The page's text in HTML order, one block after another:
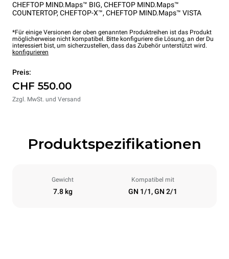
CHEFTOP MIND.Maps™ BIG, CHEFTOP MIND.Maps™
COUNTERTOP, CHEFTOP-X™, CHEFTOP MIND.Maps™ VISTA
*Für einige Versionen der oben genannten Produktreihen ist das Produkt
möglicherweise nicht kompatibel. Bitte konfiguriere die Lösung, an der Du
interessiert bist, um sicherzustellen, dass das Zubehör unterstützt wird.
konfigurieren
Preis:
CHF 550.00
Zzgl. MwSt. und Versand
Produktspezifikationen
Gewicht
7.8 kg
Kompatibel mit
GN 1/1, GN 2/1